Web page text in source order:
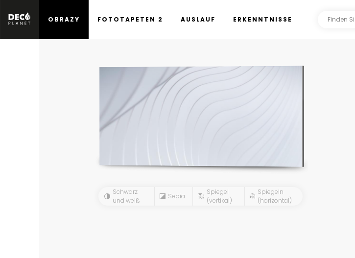
OBRAZY FOTOTAPETEN 2 AUSLAUF ERKENNTNISSE
Schwarz
und weiß
Sepia
Spiegel
(vertikal)
Spiegeln
(horizontal)